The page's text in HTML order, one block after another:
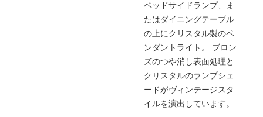
ベッドサイドランプ、ま
たはダイニングテーブル
の上にクリスタル製のペ
ンダントライト。 ブロン
ズのつや消し表面処理と
クリスタルのランプシェ
ードがヴィンテージスタ
イルを演出しています。